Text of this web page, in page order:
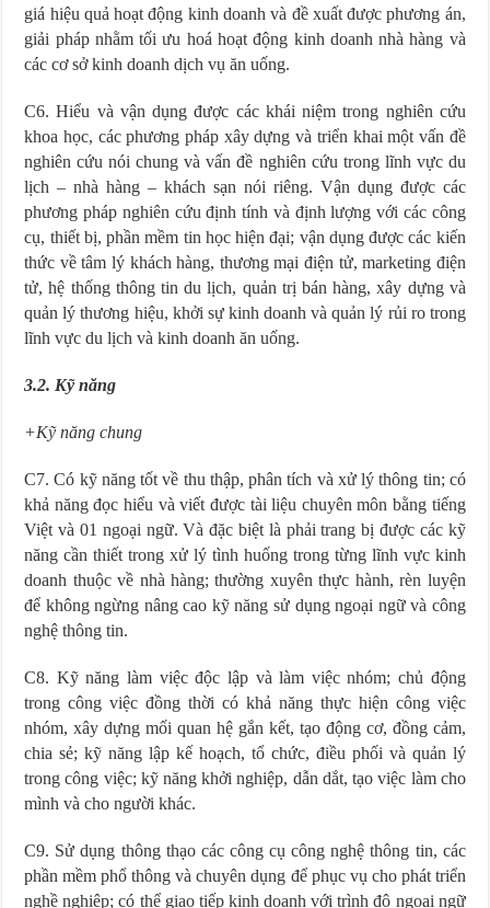
giá hiệu quả hoạt động kinh doanh và đề xuất được phương án,
giải pháp nhằm tối ưu hoá hoạt động kinh doanh nhà hàng và
các cơ sở kinh doanh dịch vụ ăn uống.
C6. Hiểu và vận dụng được các khái niệm trong nghiên cứu
khoa học, các phương pháp xây dựng và triển khai một vấn đề
nghiên cứu nói chung và vấn đề nghiên cứu trong lĩnh vực du
lịch – nhà hàng – khách sạn nói riêng. Vận dụng được các
phương pháp nghiên cứu định tính và định lượng với các công
cụ, thiết bị, phần mềm tin học hiện đại; vận dụng được các kiến
thức về tâm lý khách hàng, thương mại điện tử, marketing điện
tử, hệ thống thông tin du lịch, quản trị bán hàng, xây dựng và
quản lý thương hiệu, khởi sự kinh doanh và quản lý rủi ro trong
lĩnh vực du lịch và kinh doanh ăn uống.
3.2. Kỹ năng
+Kỹ năng chung
C7. Có kỹ năng tốt về thu thập, phân tích và xử lý thông tin; có
khả năng đọc hiểu và viết được tài liệu chuyên môn bằng tiếng
Việt và 01 ngoại ngữ. Và đặc biệt là phải trang bị được các kỹ
năng cần thiết trong xử lý tình huống trong từng lĩnh vực kinh
doanh thuộc về nhà hàng; thường xuyên thực hành, rèn luyện
để không ngừng nâng cao kỹ năng sử dụng ngoại ngữ và công
nghệ thông tin.
C8. Kỹ năng làm việc độc lập và làm việc nhóm; chủ động
trong công việc đồng thời có khả năng thực hiện công việc
nhóm, xây dựng mối quan hệ gắn kết, tạo động cơ, đồng cảm,
chia sẻ; kỹ năng lập kế hoạch, tổ chức, điều phối và quản lý
trong công việc; kỹ năng khởi nghiệp, dẫn dắt, tạo việc làm cho
mình và cho người khác.
C9. Sử dụng thông thạo các công cụ công nghệ thông tin, các
phần mềm phổ thông và chuyên dụng để phục vụ cho phát triển
nghề nghiệp; có thể giao tiếp kinh doanh với trình độ ngoại ngữ